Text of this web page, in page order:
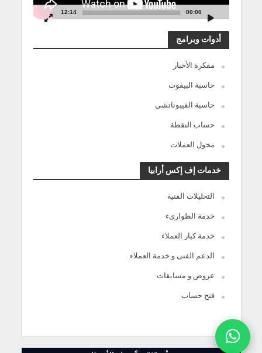
00:00
12:14
أدوات وبرامج
مفكرة الأخبار
حاسبة البيفوت
حاسبة الفيبوناتشي
حساب النقطة
محول العملات
خدمات إف إكس أرابيا
التحليلات الفنية
خدمة الطوارىء
خدمة كبار العملاء
الدعم الفنى و خدمة العملاء
عروض و مسابقات
فتح حساب